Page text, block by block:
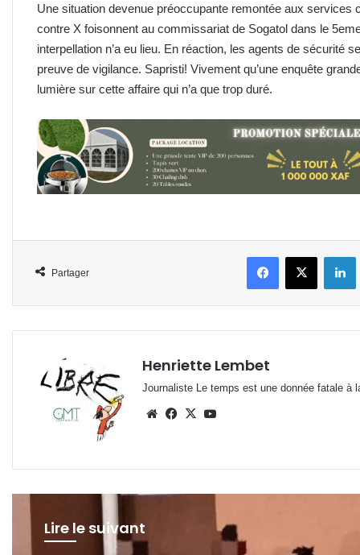
Une situation devenue préoccupante remontée aux services
contre X foisonnent au commissariat de Sogatol dans le
interpellation n’a eu lieu. En réaction, les agents de sécurité
preuve de vigilance. Sapristi! Vivement qu’une enquête
lumière sur cette affaire qui n’a que trop duré.
Partager
FacebookX
Henriette Lembet
Journaliste Le temps est une donnée fatale à
WebsiteFacebook
X
Lire le suivant